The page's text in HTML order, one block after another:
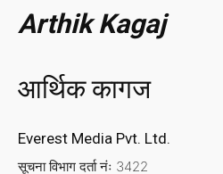
Arthik Kagaj
आर्थिक कागज
Everest Media Pvt. Ltd.
सूचना विभाग दर्ता नंः 3422